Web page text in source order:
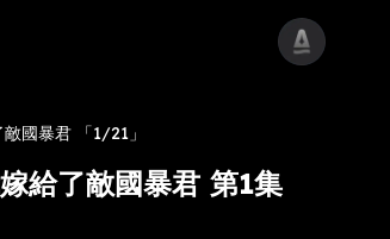
敵國暴君 「1/21」
給了敵國暴君 第1集